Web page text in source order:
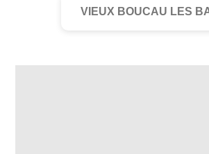
VIEUX BOUCAU LES